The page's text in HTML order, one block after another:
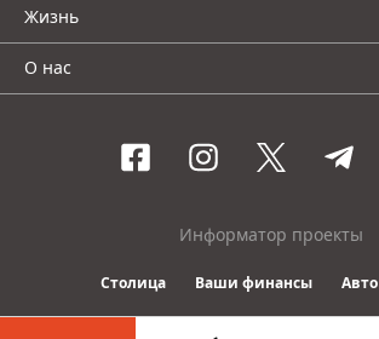
Жизнь
О нас
Информатор проекты
Столица Ваши финансы Авто